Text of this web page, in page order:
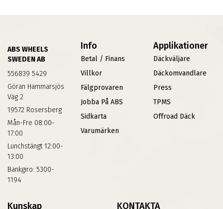
ABS WHEELS
SWEDEN AB
556839 5429
Göran Hammarsjös
Väg 2
19572 Rosersberg
Mån-Fre 08:00-
17:00
Lunchstängt 12:00-
13:00
Bankgiro: 5300-
1194
Info
Betal / Finans
Villkor
Fälgprovaren
Jobba På ABS
Sidkarta
Varumärken
Applikationer
Däckväljare
Däckomvandlare
Press
TPMS
Offroad Däck
Kunskap KONTAKTA